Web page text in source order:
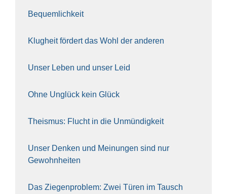
Bequem­lich­keit
Klug­heit för­dert das Wohl der ande­ren
Unser Leben und unser Leid
Ohne Unglück kein Glück
The­is­mus: Flucht in die Unmün­dig­keit
Unser Den­ken und Mei­nun­gen sind nur
Gewohn­hei­ten
Das Zie­gen­pro­blem: Zwei Türen im Tausch